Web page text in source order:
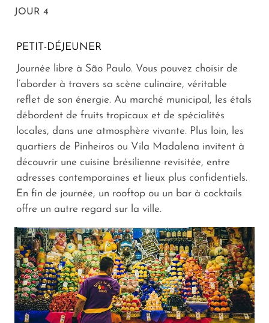
JOUR 4
PETIT-DÉJEUNER
Journée libre à São Paulo. Vous pouvez choisir de
l’aborder à travers sa scène culinaire, véritable
reflet de son énergie. Au marché municipal, les étals
débordent de fruits tropicaux et de spécialités
locales, dans une atmosphère vivante. Plus loin, les
quartiers de Pinheiros ou Vila Madalena invitent à
découvrir une cuisine brésilienne revisitée, entre
adresses contemporaines et lieux plus confidentiels.
En fin de journée, un rooftop ou un bar à cocktails
offre un autre regard sur la ville.